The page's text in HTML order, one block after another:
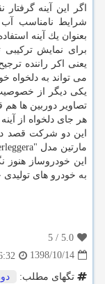
اگر این آینه
شرایط نامناسب آب
بعنوان یك آینه
برای نمایش تركیبی
یعنی اكر راننده
می تواند به دلخواه
یكی دیگر از
تصاویر دوربین ها
هر جای دلخواه از آینه
مارتین مدل "DBS Superleggera" به نمایش بگذارند.
این خودروساز هنوز
به خودرو های تولیدی
5.0
/
5
1398/10/14
تگهای مطلب: